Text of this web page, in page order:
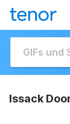
Issack